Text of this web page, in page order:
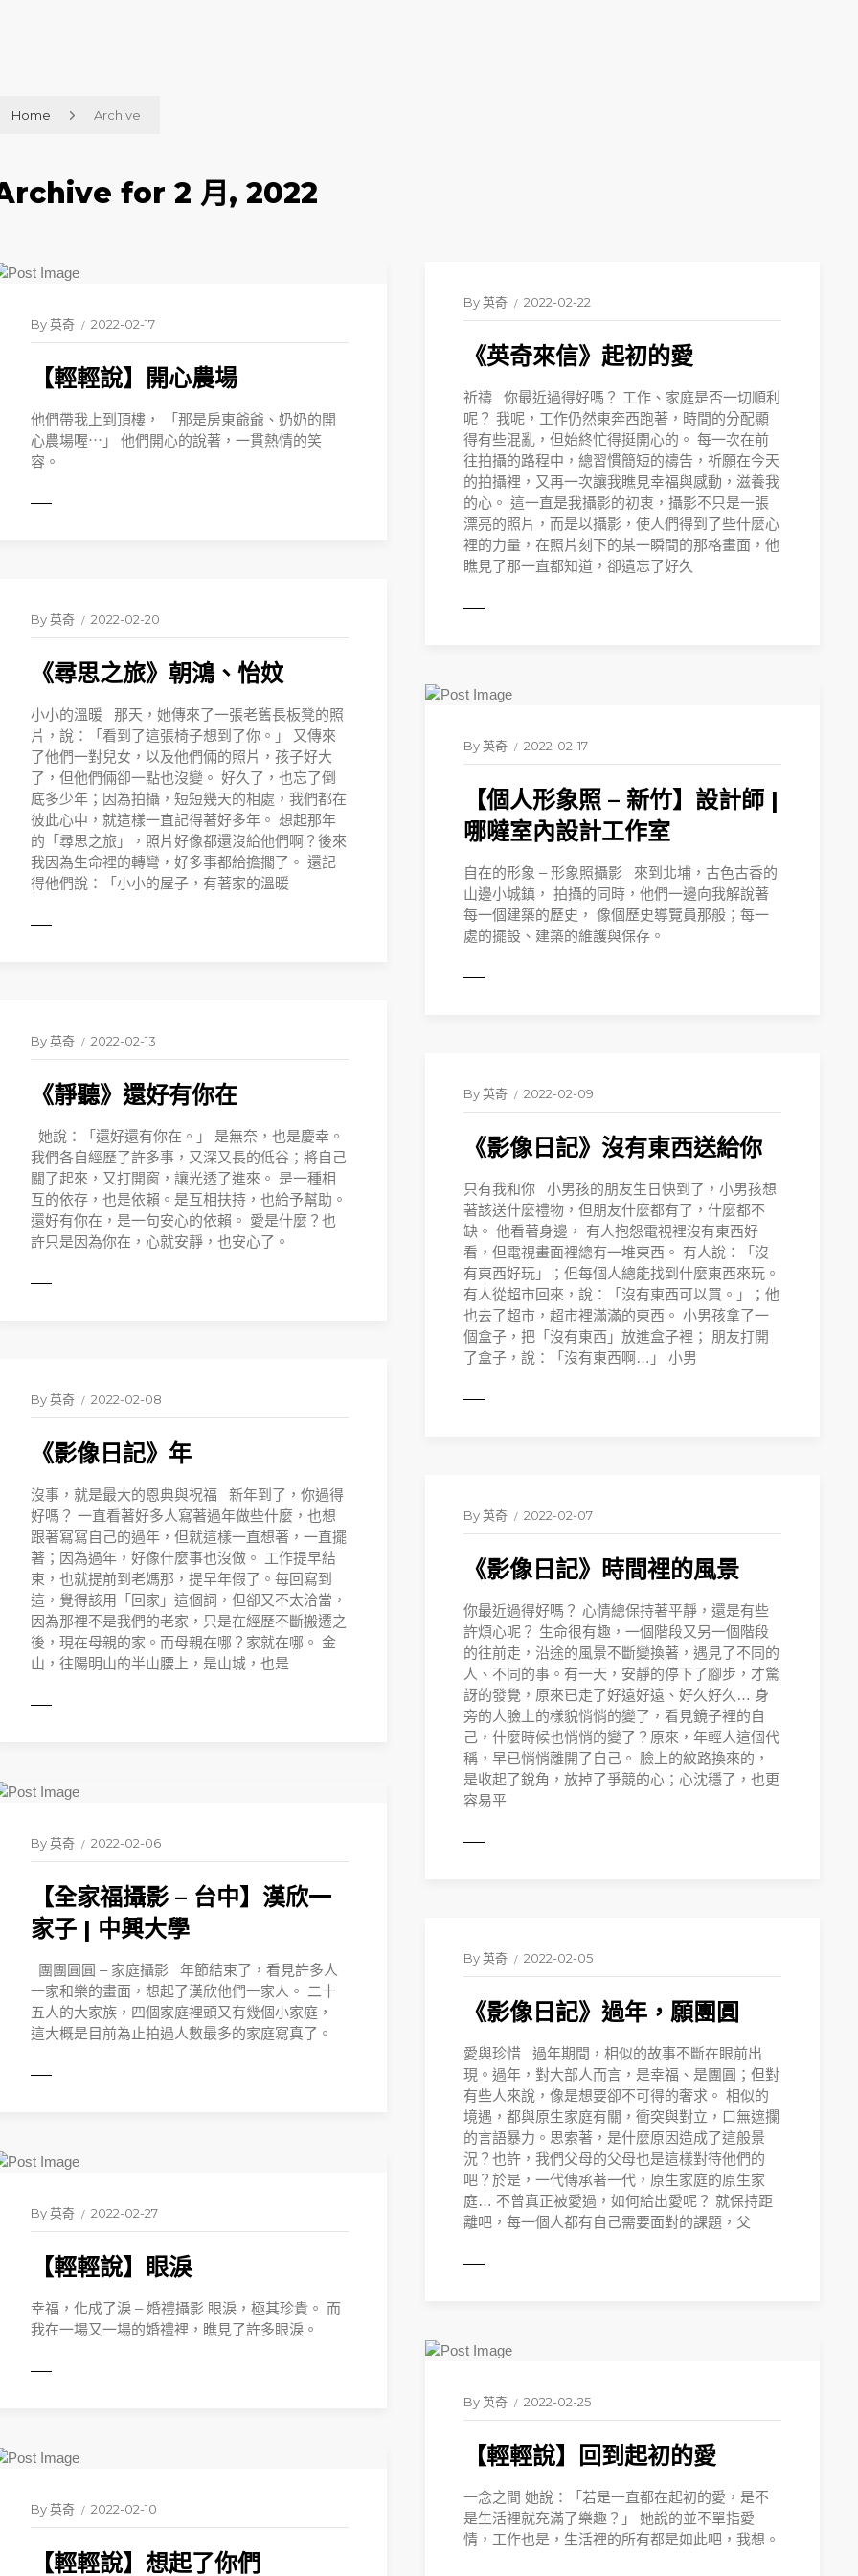
Home Archive
for 2 月, 2022
By英奇 2022-02-17
【輕輕說】開心農場
他們帶我上到頂樓， 「那是房東爺爺、奶奶的開
心農場喔⋯」 他們開心的說著，一貫熱情的笑
容。
By英奇 2022-02-22
《英奇來信》起初的愛
祈禱 你最近過得好嗎？ 工作、家庭是否一切順利
呢？ 我呢，工作仍然東奔西跑著，時間的分配顯
得有些混亂，但始終忙得挺開心的。 每一次在前
往拍攝的路程中，總習慣簡短的禱告，祈願在今天
的拍攝裡，又再一次讓我瞧見幸福與感動，滋養我
的心。 這一直是我攝影的初衷，攝影不只是一張
漂亮的照片，而是以攝影，使人們得到了些什麼心
裡的力量，在照片刻下的某一瞬間的那格畫面，他
瞧見了那一直都知道，卻遺忘了好久
By英奇 2022-02-20
《尋思之旅》朝鴻、怡妏
小小的溫暖 那天，她傳來了一張老舊長板凳的照
片，說：「看到了這張椅子想到了你。」 又傳來
了他們一對兒女，以及他們倆的照片，孩子好大
了，但他們倆卻一點也沒變。 好久了，也忘了倒
底多少年；因為拍攝，短短幾天的相處，我們都在
彼此心中，就這樣一直記得著好多年。 想起那年
的「尋思之旅」，照片好像都還沒給他們啊？後來
我因為生命裡的轉彎，好多事都給擔擱了。 還記
得他們說：「小小的屋子，有著家的溫暖
By英奇 2022-02-17
【個人形象照 – 新竹】設計師 |
哪噠室內設計工作室
自在的形象 – 形象照攝影 來到北埔，古色古香的
山邊小城鎮， 拍攝的同時，他們一邊向我解說著
每一個建築的歷史， 像個歷史導覽員那般；每一
處的擺設、建築的維護與保存。
By英奇 2022-02-13
《靜聽》還好有你在
她說：「還好還有你在。」 是無奈，也是慶幸。
我們各自經歷了許多事，又深又長的低谷；將自己
關了起來，又打開窗，讓光透了進來。 是一種相
互的依存，也是依賴。是互相扶持，也給予幫助。
還好有你在，是一句安心的依賴。 愛是什麼？也
許只是因為你在，心就安靜，也安心了。
By英奇 2022-02-09
《影像日記》沒有東西送給你
只有我和你 小男孩的朋友生日快到了，小男孩想
著該送什麼禮物，但朋友什麼都有了，什麼都不
缺。 他看著身邊， 有人抱怨電視裡沒有東西好
看，但電視畫面裡總有一堆東西。 有人說：「沒
有東西好玩」；但每個人總能找到什麼東西來玩。
有人從超市回來，說：「沒有東西可以買。」；他
也去了超市，超市裡滿滿的東西。 小男孩拿了一
個盒子，把「沒有東西」放進盒子裡； 朋友打開
了盒子，說：「沒有東西啊…」 小男
By英奇 2022-02-08
《影像日記》年
沒事，就是最大的恩典與祝福 新年到了，你過得
好嗎？ 一直看著好多人寫著過年做些什麼，也想
跟著寫寫自己的過年，但就這樣一直想著，一直擺
著；因為過年，好像什麼事也沒做。 工作提早結
束，也就提前到老媽那，提早年假了。每回寫到
這，覺得該用「回家」這個詞，但卻又不太洽當，
因為那裡不是我們的老家，只是在經歷不斷搬遷之
後，現在母親的家。而母親在哪？家就在哪。 金
山，往陽明山的半山腰上，是山城，也是
By英奇 2022-02-07
《影像日記》時間裡的風景
你最近過得好嗎？ 心情總保持著平靜，還是有些
許煩心呢？ 生命很有趣，一個階段又另一個階段
的往前走，沿途的風景不斷變換著，遇見了不同的
人、不同的事。有一天，安靜的停下了腳步，才驚
訝的發覺，原來已走了好遠好遠、好久好久… 身
旁的人臉上的樣貌悄悄的變了，看見鏡子裡的自
己，什麼時候也悄悄的變了？原來，年輕人這個代
稱，早已悄悄離開了自己。 臉上的紋路換來的，
是收起了銳角，放掉了爭競的心；心沈穩了，也更
容易平
By英奇 2022-02-06
【全家福攝影 – 台中】漢欣一
家子 | 中興大學
團團圓圓 – 家庭攝影 年節結束了，看見許多人
一家和樂的畫面，想起了漢欣他們一家人。 二十
五人的大家族，四個家庭裡頭又有幾個小家庭，
這大概是目前為止拍過人數最多的家庭寫真了。
By英奇 2022-02-05
《影像日記》過年，願團圓
愛與珍惜 過年期間，相似的故事不斷在眼前出
現。過年，對大部人而言，是幸福、是團圓；但對
有些人來說，像是想要卻不可得的奢求。 相似的
境遇，都與原生家庭有關，衝突與對立，口無遮攔
的言語暴力。思索著，是什麼原因造成了這般景
況？也許，我們父母的父母也是這樣對待他們的
吧？於是，一代傳承著一代，原生家庭的原生家
庭… 不曾真正被愛過，如何給出愛呢？ 就保持距
離吧，每一個人都有自己需要面對的課題，父
By英奇 2022-02-27
【輕輕說】眼淚
幸福，化成了淚 – 婚禮攝影 眼淚，極其珍貴。 而
我在一場又一場的婚禮裡，瞧見了許多眼淚。
By英奇 2022-02-25
【輕輕說】回到起初的愛
一念之間 她說：「若是一直都在起初的愛，是不
是生活裡就充滿了樂趣？」 她說的並不單指愛
情，工作也是，生活裡的所有都是如此吧，我想。
By英奇 2022-02-10
【輕輕說】想起了你們